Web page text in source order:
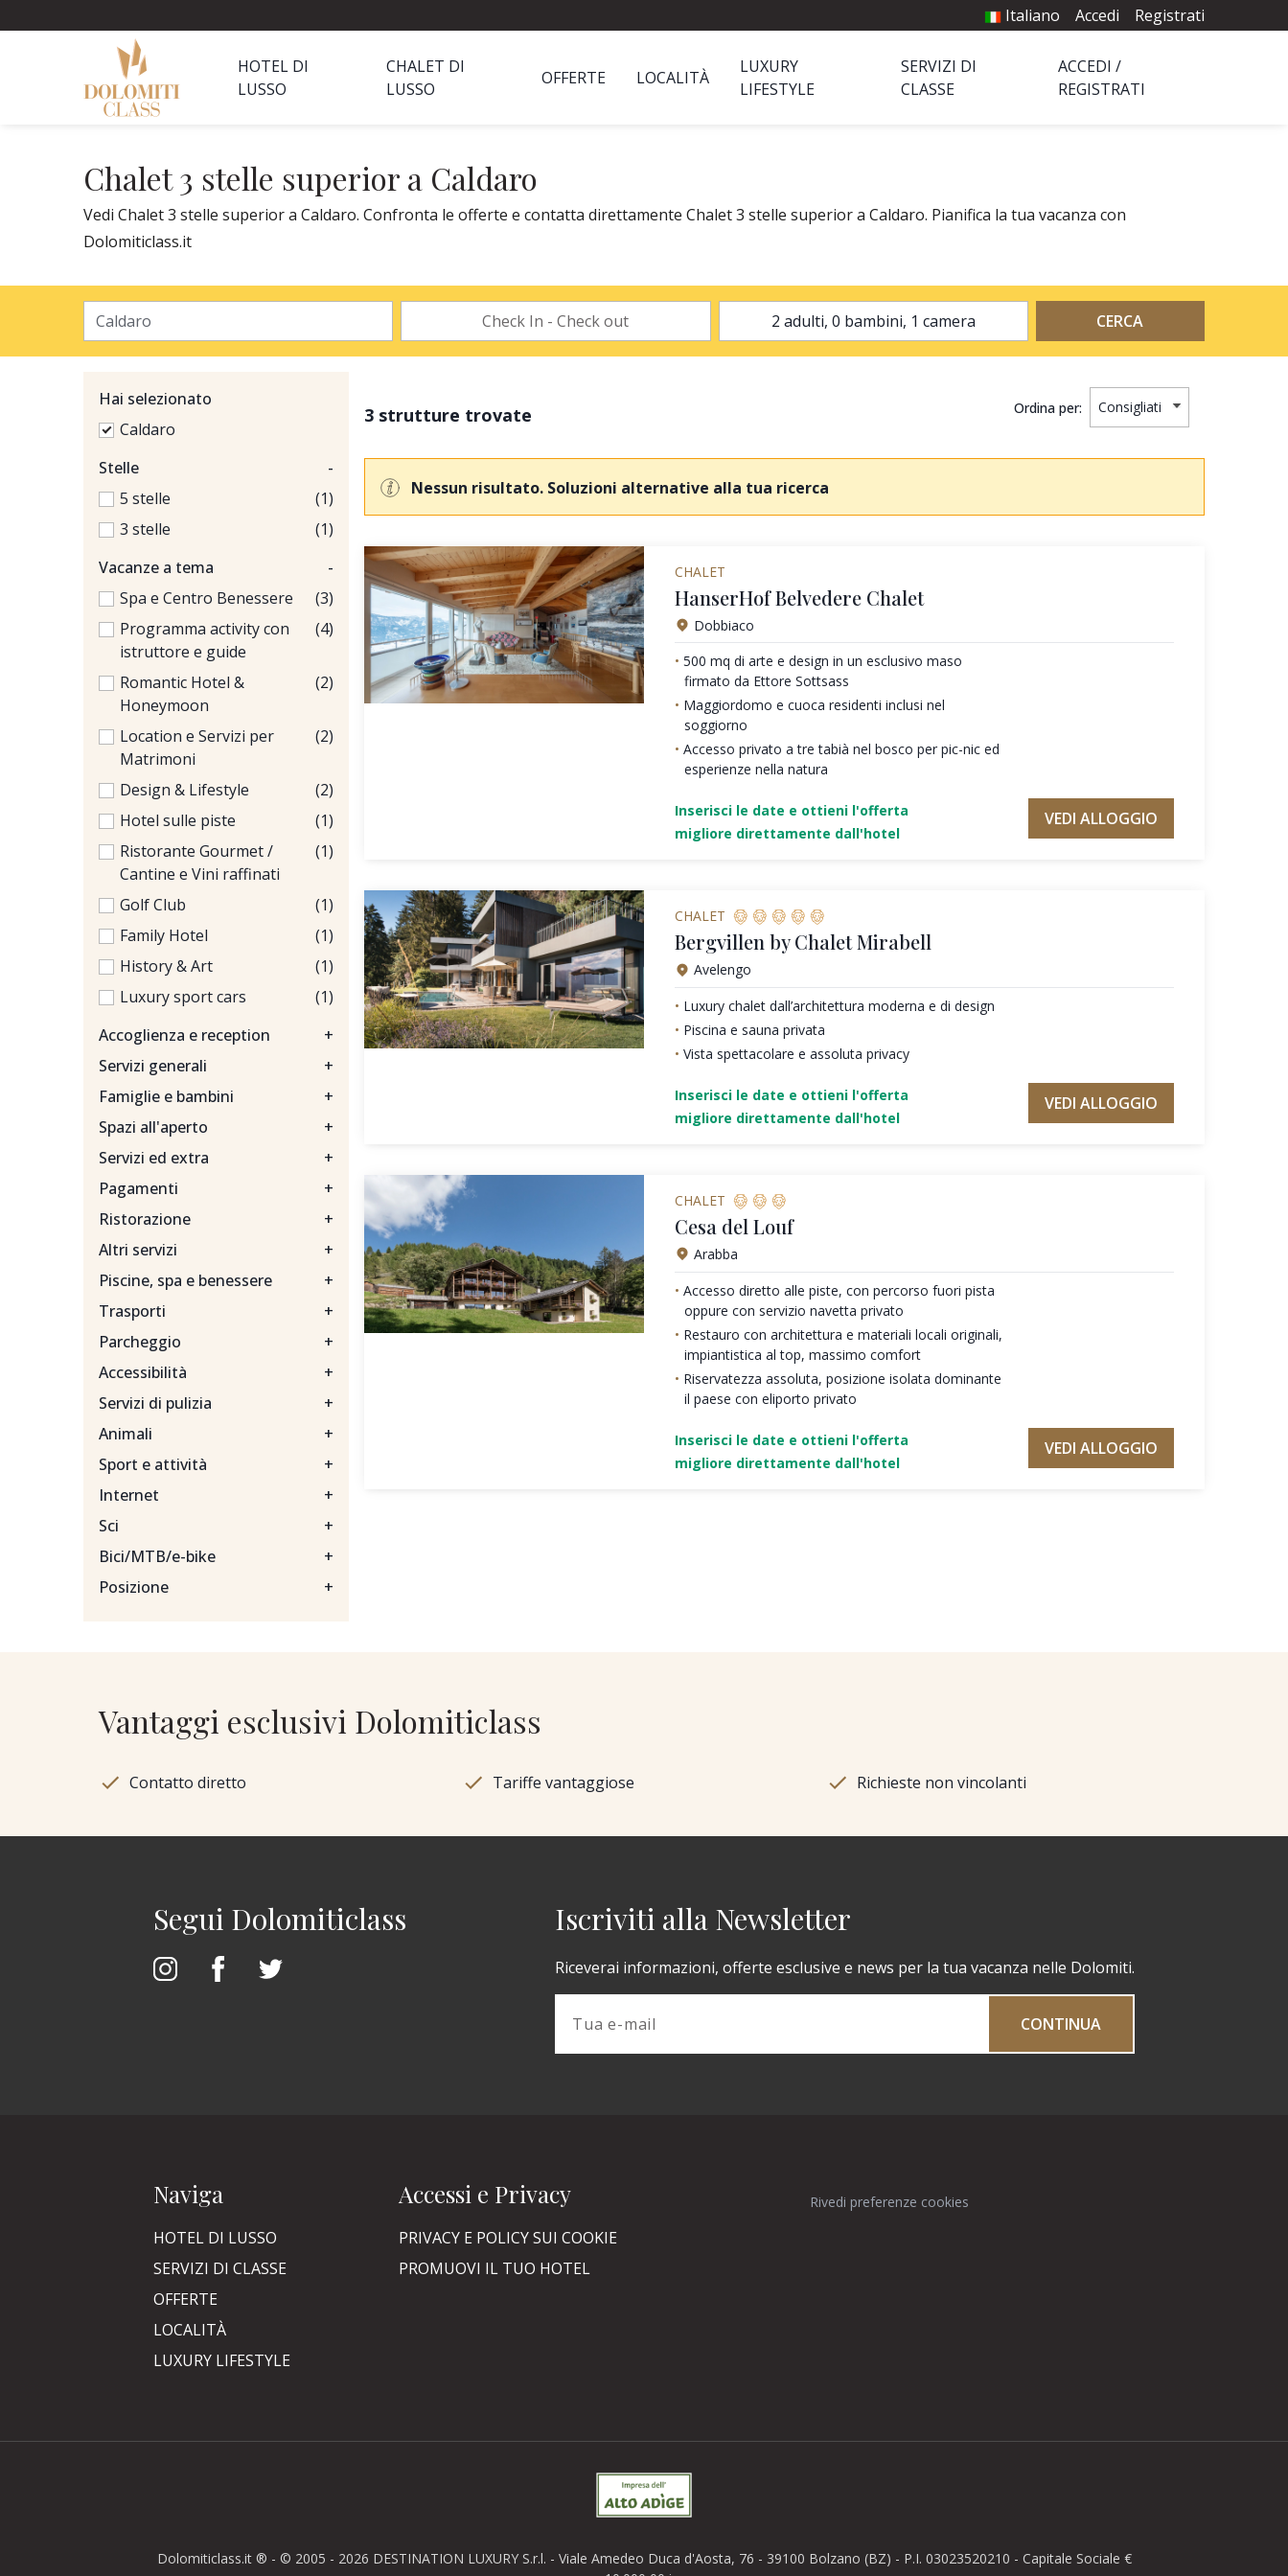
Italiano Accedi Registrati
HOTEL DI
LUSSO
CHALET DI
LUSSO
OFFERTE LOCALITÀ
LUXURY
LIFESTYLE
SERVIZI DI
CLASSE
ACCEDI /
REGISTRATI
Chalet 3 stelle superior a Caldaro
Vedi Chalet 3 stelle superior a Caldaro. Confronta le offerte e contatta direttamente Chalet 3 stelle superior a Caldaro. Pianifica la tua vacanza con
Dolomiticlass.it
2 adulti, 0 bambini, 1 camera CERCA
Hai selezionato
Caldaro
Stelle
-
5 stelle
(1)
3 stelle
(1)
Vacanze a tema
-
Spa e Centro Benessere
(3)
Programma activity con
istruttore e guide
(4)
Romantic Hotel &
Honeymoon
(2)
Location e Servizi per
Matrimoni
(2)
Design & Lifestyle
(2)
Hotel sulle piste
(1)
Ristorante Gourmet /
Cantine e Vini raffinati
(1)
Golf Club
(1)
Family Hotel
(1)
History & Art
(1)
Luxury sport cars
(1)
Accoglienza e reception
+
Servizi generali
+
Famiglie e bambini
+
Spazi all'aperto
+
Servizi ed extra
+
Pagamenti
+
Ristorazione
+
Altri servizi
+
Piscine, spa e benessere
+
Trasporti
+
Parcheggio
+
Accessibilità
+
Servizi di pulizia
+
Animali
+
Sport e attività
+
Internet
+
Sci
+
Bici/MTB/e-bike
+
Posizione
+
3 strutture trovate Ordina per:
Nessun risultato. Soluzioni alternative alla tua ricerca
CHALET
HanserHof Belvedere Chalet
Dobbiaco
500 mq di arte e design in un esclusivo maso
firmato da Ettore Sottsass
Maggiordomo e cuoca residenti inclusi nel
soggiorno
Accesso privato a tre tabià nel bosco per pic-nic ed
esperienze nella natura
Inserisci le date e ottieni l'offerta
migliore direttamente dall'hotel
VEDI ALLOGGIO
CHALET
Bergvillen by Chalet Mirabell
Avelengo
Luxury chalet dall’architettura moderna e di design
Piscina e sauna privata
Vista spettacolare e assoluta privacy
Inserisci le date e ottieni l'offerta
migliore direttamente dall'hotel
VEDI ALLOGGIO
CHALET
Cesa del Louf
Arabba
Accesso diretto alle piste, con percorso fuori pista
oppure con servizio navetta privato
Restauro con architettura e materiali locali originali,
impiantistica al top, massimo comfort
Riservatezza assoluta, posizione isolata dominante
il paese con eliporto privato
Inserisci le date e ottieni l'offerta
migliore direttamente dall'hotel
VEDI ALLOGGIO
Vantaggi esclusivi Dolomiticlass
Contatto diretto Tariffe vantaggiose Richieste non vincolanti
Segui Dolomiticlass Iscriviti alla Newsletter
Riceverai informazioni, offerte esclusive e news per la tua vacanza nelle Dolomiti.
CONTINUA
Naviga
HOTEL DI LUSSO
SERVIZI DI CLASSE
OFFERTE
LOCALITÀ
LUXURY LIFESTYLE
Accessi e Privacy
PRIVACY E POLICY SUI COOKIE
PROMUOVI IL TUO HOTEL
Rivedi preferenze cookies
Dolomiticlass.it ® - © 2005 - 2026 DESTINATION LUXURY S.r.l. - Viale Amedeo Duca d'Aosta, 76 - 39100 Bolzano (BZ) - P.I. 03023520210 - Capitale Sociale €